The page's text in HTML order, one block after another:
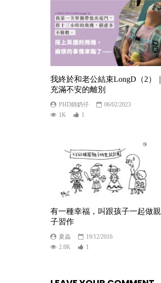
我終於和老公結束LongD（2）｜
充滿不安的離別
PHD師奶仔
06/02/2023
1K
1
有一種幸福，叫跟孩子一起做親
子習作
夏蟲
19/12/2016
2.8K
1